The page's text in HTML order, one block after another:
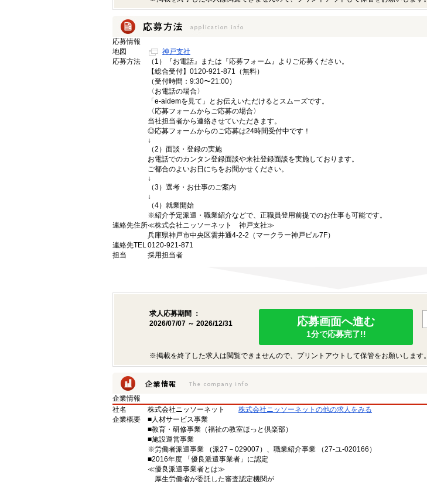
応募情報
地図
神戸支社
応募方法
（1）『お電話』または『応募フォーム』よりご応募ください。
【総合受付】0120-921-871（無料）
（受付時間：9:30〜21:00）
〈お電話の場合〉
「e-aidemを見て」とお伝えいただけるとスムーズです。
〈応募フォームからご応募の場合〉
当社担当者から連絡させていただきます。
◎応募フォームからのご応募は24時間受付中です！
↓
（2）面談・登録の実施
お電話でのカンタン登録面談や来社登録面談を実施しております。
ご都合のよいお日にちをお聞かせください。
↓
（3）選考・お仕事のご案内
↓
（4）就業開始
※紹介予定派遣・職業紹介などで、正職員登用前提でのお仕事も可能です。
連絡先住所≪株式会社ニッソーネット 神戸支社≫
兵庫県神戸市中央区雲井通4-2-2（マークラー神戸ビル7F）
連絡先TEL0120-921-871
担当
採用担当者
求人応募期間 ：
2026/07/07 ～ 2026/12/31
応募画面へ進む
1分で応募完了!!
※掲載を終了した求人は閲覧できませんので、プリントアウトして保管をお願いします。
企業情報
社名
株式会社ニッソーネット
株式会社ニッソーネットの他の求人をみる
企業概要
■人材サービス事業
■教育・研修事業（福祉の教室ほっと倶楽部）
■施設運営事業
※労働者派遣事業 （派27－029007）、職業紹介事業 （27-ユ-020166）
■2016年度 「優良派遣事業者」に認定
≪優良派遣事業者とは≫
厚生労働省が委託した審査認定機関が